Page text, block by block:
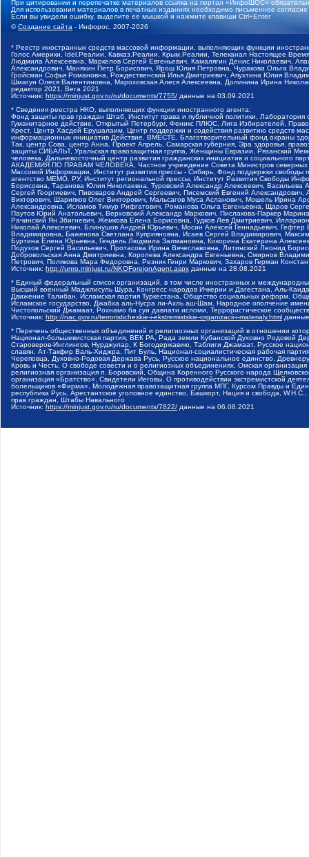
При цитировании и перепечатке материалов ссылка на портал «ИнфоШОС»
Для использования материалов в печатных изданиях необходимо письменное
Если вы увидели ошибку, выделите ее мышкой и нажмите клавиши Ctrl+Enter
©Создание сайта - Инфорос, 2007-2026
* Реестр иностранных средств массовой информации, выполняющих функции
Голос Америки, Idel.Реалии, Кавказ.Реалии, Крым.Реалии, Телеканал Настоящее
Людмила Алексеевна, Маркелов Сергей Евгеньевич, Камалягин Денис Николаевич,
Александрович, Маняхин Петр Борисович, Ярош Юлия Петровна, Чуракова Ольга
Гройсман Софья Романовна, Рождественский Илья Дмитриевич, Апухтина Юлия
Шмагун Олеся Валентиновна, Мароховская Алеся Алексеевна, Долинина Ирина
редактор 2021, Вега 2021
Источник: https://minjust.gov.ru/ru/documents/7755/ данные на 03.09.2021
* Сведения реестра НКО, выполняющих функции иностранного агента:
Фонд защиты прав граждан Штаб, Институт права и публичной политики,
Гуманитарное действие, Открытый Петербург, Феникс ПЛЮС, Лига Избирателей,
Крест, Центр Хасдей Ерушалаим, Центр поддержки и содействия развитию средств
информационных инициатив Действие, ВМЕСТЕ, Благотворительный фонд охраны
Так, центр Сова, центр Анна, Проект Апрель, Самарская губерния, Эра здоровья,
защиты СИБАЛЬТ, Уральская правозащитная группа, Женщины Евразии, Рязанский
человека, Дальневосточный центр развития гражданских инициатив и социального
АКАДЕМИЯ ПО ПРАВАМ ЧЕЛОВЕКА, Частное учреждение Совета Министров северных
Массовой Информации, Институт развития прессы - Сибирь, Фонд поддержки
агентство МЕМО. РУ, Институт региональной прессы, Институт Развития Свободы
Борисовна, Таранова Юлия Николаевна, Туровский Александр Алексеевич,
Сергей Георгиевич, Пивоваров Андрей Сергеевич, Писемский Евгений
Викторович, Шарипков Олег Викторович, Мальсагов Муса Асланович, Мошель Ирина
Александровна, Исламов Тимур Рифгатович, Романова Ольга Евгеньевна, Щаров
Паутов Юрий Анатольевич, Верховский Александр Маркович, Пислакова-Паркер
Рачинский Ян Збигневич, Жемкова Елена Борисовна, Гудков Лев Дмитриевич,
Николай Алексеевич, Блинушов Андрей Юрьевич, Мосин Алексей Геннадьевич,
Владимировна, Баженова Светлана Куприяновна, Исаев Сергей Владимирович,
Буртина Елена Юрьевна, Гендель Людмила Залмановна, Кокорина Екатерина
Подузов Сергей Васильевич, Протасова Ирина Вячеславовна, Литинский Леонид
Добровольская Анна Дмитриевна, Королева Александра Евгеньевна, Смирнов
Петрович, Полякова Мара Федоровна, Резник Генри Маркович, Захаров Герман
Источник: http://unro.minjust.ru/NKOForeignAgent.aspx данные на 28.08.2021
* Единый федеральный список организаций, в том числе иностранных и
Высший военный Маджлисуль Шура, Конгресс народов Ичкерии и Дагестана, Аль-
Движение Талибан, Исламская партия Туркестана, Общество социальных реформ,
Исламское государство, Джабха аль-Нусра ли-Ахль аш-Шам, Народное ополчение
Чистопольский Джамаат, Рохнамо ба суи давлати исломи, Террористическое
Источник: http://nac.gov.ru/terroristicheskie-i-ekstremistskie-organizacii-i-materialy.html
* Перечень общественных объединений и религиозных организаций в отношении
Национал-большевистская партия, ВЕК РА, Рада земли Кубанской Духовно Родовой
Староверов-Инглингов, Нурджулар, К Богодержавию, Таблиги Джамаат, Русское
славян, Ат-Такфир Валь-Хиджра, Пит Буль, Национал-социалистическая рабочая
Череповца, Духовно-Родовая Держава Русь, Русское национальное единство,
Кровь и Честь, О свободе совести и о религиозных объединениях, Омская
религиозная организация п. Боровский, Община Коренного Русского народа
организация «Братство», Свидетели Иеговы, О противодействии экстремистской
болельщиков «Фирма», Молодежная правозащитная группа МПГ, Курсом Правды и
республика Русь, Арестантское уголовное единство, Башкорт, Нация и свобода,
прав граждан, Штабы Навального
Источник: https://minjust.gov.ru/ru/documents/7822/ данные на 06.08.2021